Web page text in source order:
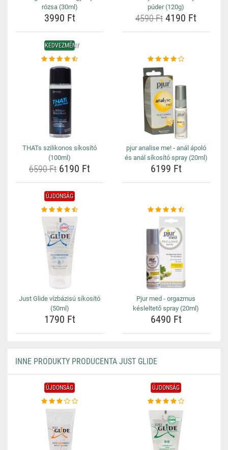
rózsa (30ml)
3990 Ft
púder (120g)
4590 Ft 4190 Ft
KEDVEZMÉNY
THATs szilikonos síkosító
(100ml)
6590 Ft 6190 Ft
pjur analise me! - anál ápoló
és anál síkosító spray (20ml)
6199 Ft
ÚJDONSÁG
Just Glide vízbázisú síkosító
(50ml)
1790 Ft
Pjur med - orgazmus
késleltető spray (20ml)
6490 Ft
INNE PRODUKTY PRODUCENTA JUST GLIDE
ÚJDONSÁG ÚJDONSÁG